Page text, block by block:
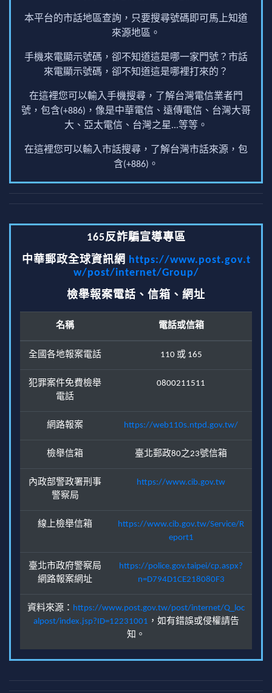
本平台的市話地區查詢，只要搜尋號碼即可馬上知道
來源地區。
手機來電顯示號碼，卻不知道這是哪一家門號？市話
來電顯示號碼，卻不知道這是哪裡打來的？
在這裡您可以輸入手機搜尋，了解台灣電信業者門
號，包含(+886)，像是中華電信、遠傳電信、台灣大哥
大、亞太電信、台灣之星...等等。
在這裡您可以輸入市話搜尋，了解台灣市話來源，包
含(+886)。
165反詐騙宣導專區
中華郵政全球資訊網 https://www.post.gov.t
w/post/internet/Group/
檢舉報案電話、信箱、網址
名稱 電話或信箱
全國各地報案電話 110 或 165
犯罪案件免費檢舉
電話
0800211511
網路報案 https://web110s.ntpd.gov.tw/
檢舉信箱 臺北郵政80之23號信箱
內政部警政署刑事
警察局
https://www.cib.gov.tw
線上檢舉信箱
https://www.cib.gov.tw/Service/R
eport1
臺北市政府警察局
網路報案網址
https://police.gov.taipei/cp.aspx?
n=D794D1CE218080F3
資料來源： https://www.post.gov.tw/post/internet/Q_loc
alpost/index.jsp?ID=12231001 ，如有錯誤或侵權請告
知。